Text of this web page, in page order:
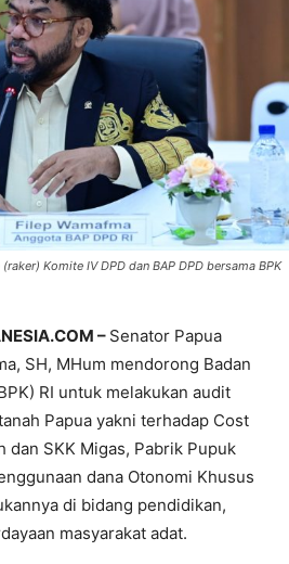
Komite IV DPD dan BAP DPD bersama BPK
– Senator Papua
SH, MHum mendorong Badan
RI untuk melakukan audit
Papua yakni terhadap Cost
dan SKK Migas, Pabrik Pupuk
dana Otonomi Khusus
di bidang pendidikan,
masyarakat adat.